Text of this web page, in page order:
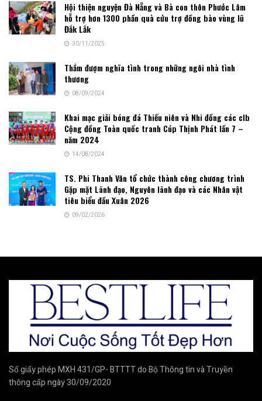
Hội thiện nguyện Đà Nẵng và Bà con thôn Phước Lâm
hỗ trợ hơn 1300 phần quà cứu trợ đồng bào vùng lũ
Đắk Lắk
30/11/2025
Thắm đượm nghĩa tình trong những ngôi nhà tình
thương
08/09/2024
Khai mạc giải bóng đá Thiếu niên và Nhi đồng các clb
Cộng đồng Toàn quốc tranh Cúp Thịnh Phát lần 7 –
năm 2024
14/08/2024
TS. Phi Thanh Vân tổ chức thành công chương trình
Gặp mặt Lãnh đạo, Nguyên lãnh đạo và các Nhân vật
tiêu biểu đầu Xuân 2026
09/02/2026
Số giấy phép MXH 431/GP- BTTTT do Bộ Thông tin và Truyền
thông cấp ngày 30/09/2020